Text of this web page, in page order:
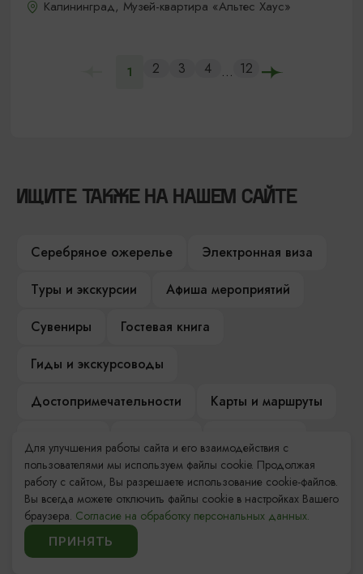
Калининград, Музей-квартира «Альтес Хаус»
1 2 3 4 ... 12
ИЩИТЕ ТАКЖЕ НА НАШЕМ САЙТЕ
Серебряное ожерелье
Электронная виза
Туры и экскурсии
Афиша мероприятий
Сувениры
Гостевая книга
Гиды и экскурсоводы
Достопримечательности
Карты и маршруты
Компас Балтийской кухни
Настоящий Калининградец
Музеи
Для улучшения работы сайта и его взаимодействия с
пользователями мы используем файлы cookie. Продолжая
работу с сайтом, Вы разрешаете использование cookie-файлов.
Вы всегда можете отключить файлы cookie в настройках Вашего
браузера. Согласие на обработку персональных данных.
ПРИНЯТЬ